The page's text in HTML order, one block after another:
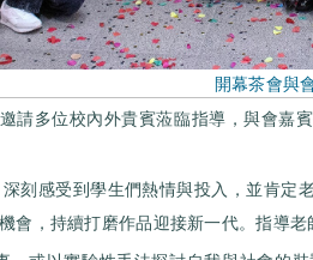
開幕茶會與
請多位校內外貴賓蒞臨指導，與會嘉
刻感受到學生們熱情與投入，並肯
，持續打磨作品迎接新一代。指導老